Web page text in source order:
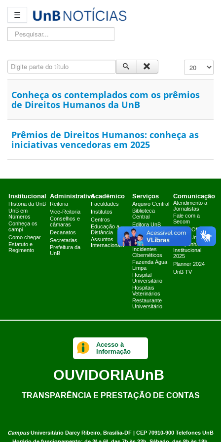
☰
Pesquisar...
Digite parte do título Exibir #
Conheça os contemplados com os prêmios
de Direitos Humanos da UnB
Prêmios de Direitos Humanos: conheça as
iniciativas vencedoras em 2025
Institucional
História da UnB
UnB em
Números
Conheça os
campi
Como chegar
Estatuto e
Regimento
Administrativo
Reitoria
Vice-Reitoria
Conselhos e
câmaras
Decanatos
Secretarias
Prefeitura da
UnB
Acadêmico
Faculdades
Institutos
Centros
Educação a
Distância
Assuntos
Internacionais
Serviços
Arquivo Central
Biblioteca
Central
Editora UnB
Equipe de
Tratamento e
Resposta a
Incidentes
Cibernéticos
Fazenda Água
Limpa
Hospital
Universitário
Hospitais
Veterinários
Restaurante
Universitário
Comunicação
Atendimento a
Jornalistas
Fale com a
Secom
Canais Oficiais
Marca UnB
Campanha
Institucional
2025
Planner 2024
UnB TV
CampusUniversitário Darcy Ribeiro, Brasília-DF | CEP 70910-900 Telefones UnB
Acesso à
Informação
OUVIDORIAUnB
TRANSPARÊNCIA E PRESTAÇÃO DE CONTAS